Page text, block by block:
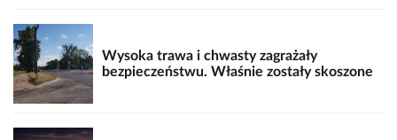
Wysoka trawa i chwasty zagrażały
bezpieczeństwu. Właśnie zostały skoszone